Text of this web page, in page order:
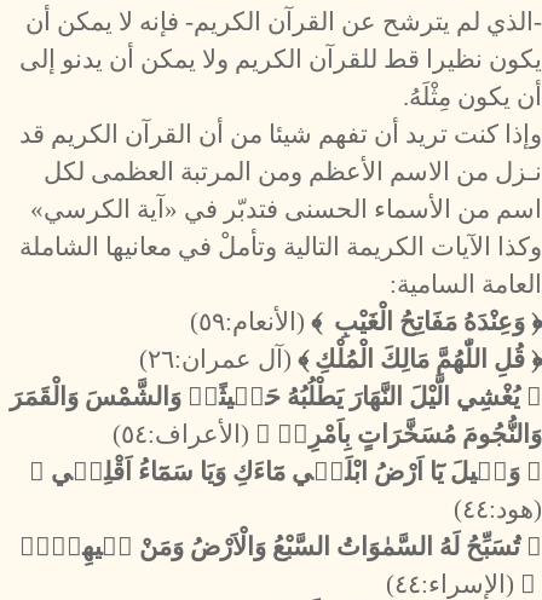
-الذي لم يترشح عن القرآن الكريم- فإنه لا يمكن أن
يكون نظيرا قط للقرآن الكريم ولا يمكن أن يدنو إلى
أن يكون مِثْلَهُ.
وإذا كنت تريد أن تفهم شيئا من أن القرآن الكريم قد
نـزل من الاسم الأعظم ومن المرتبة العظمى لكل
اسم من الأسماء الحسنى فتدبّر في «آية الكرسي»
وكذا الآيات الكريمة التالية وتأملْ في معانيها الشاملة
العامة السامية:
﴿ وَعِنْدَهُ مَفَاتِحُ الْغَيْبِ ﴾ (الأنعام:٥٩)
﴿ قُلِ اللّٰهُمَّ مَالِكَ الْمُلْكِ ﴾ (آل عمران:٢٦)
﴿ يُغْشِي الَّيْلَ النَّهَارَ يَطْلُبُهُ حَث۪يثًاۙ وَالشَّمْسَ وَالْقَمَرَ
وَالنُّجُومَ مُسَخَّرَاتٍ بِاَمْرِه۪ ﴾ (الأعراف:٥٤)
﴿ وَق۪يلَ يَٓا اَرْضُ ابْلَع۪ي مَٓاءَكِ وَيَا سَمَٓاءُ اَقْلِع۪ي ﴾
(هود:٤٤)
﴿ تُسَبِّحُ لَهُ السَّمٰوَاتُ السَّبْعُ وَالْاَرْضُ وَمَنْ ف۪يهِنَّۜ
﴾ (الإسراء:٤٤)